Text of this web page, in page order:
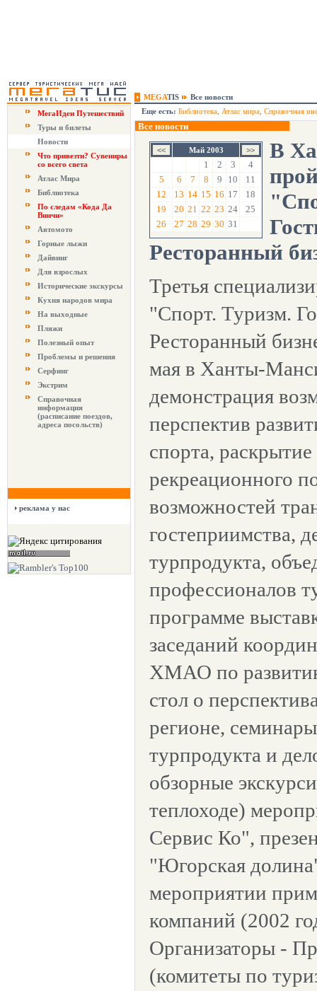
MEGATIS
Все новости
МегаИдеи Путешествий
Туры и билеты
Новости
Что привезти? Сувениры
со всего света
Атлас Мира
Библиотека
По следам «Кода Да
Винчи»
Автомото
Горные лыжи
Дайвинг
Для взрослых
Исторические экскурсы
Кухня народов мира
На выходные
Пляжи
Полезный опыт
Проблемы и решения
Серфинг
Экстрим
Справочная
информация
(расписание поездов,
адреса посольств)
реклама у нас
Еще есть: Библиотека Атлас мира Справочная
Все новости
Май 2003
1 2 3
4
5
6 7 8 9 10
11
12
13 14 15 16 17
18
19
20 21 22 23 24
25
26
27 28 29 30 31
В
Ресторанный
Третья
"Спорт. Туризм.
Ресторанный
мая в Ханты-
демонстрация
перспектив
спорта,
рекреационного
возможностей
гостеприимства,
турпродукта,
профессионалов
программе
заседаний
ХМАО по
стол о
регионе,
турпродукта и
обзорные
теплоходе)
Сервис Ко",
"Югорская
мероприятии
компаний (2002
Организаторы -
(комитеты по